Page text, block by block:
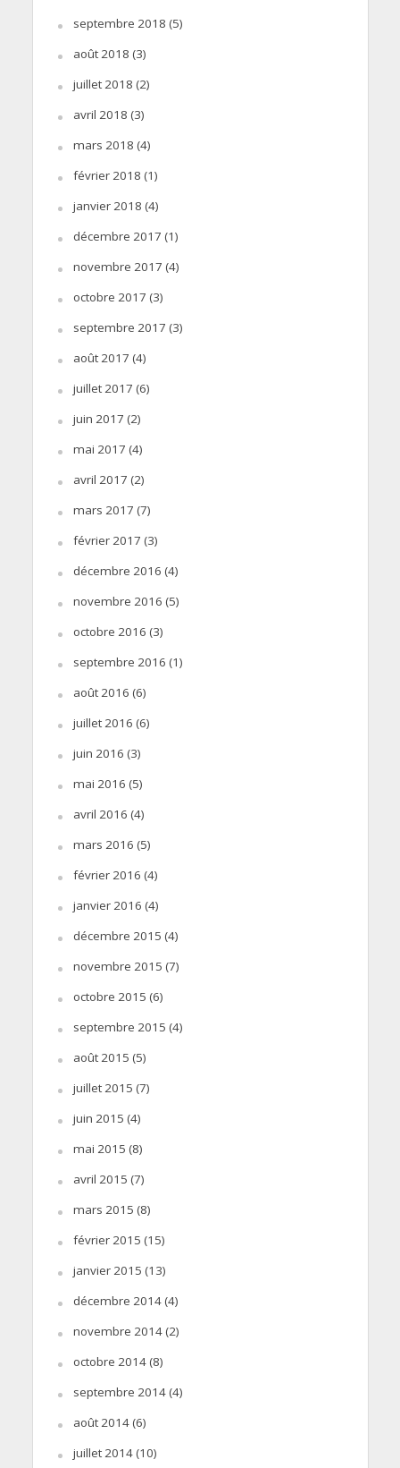
septembre 2018 (5)
août 2018 (3)
juillet 2018 (2)
avril 2018 (3)
mars 2018 (4)
février 2018 (1)
janvier 2018 (4)
décembre 2017 (1)
novembre 2017 (4)
octobre 2017 (3)
septembre 2017 (3)
août 2017 (4)
juillet 2017 (6)
juin 2017 (2)
mai 2017 (4)
avril 2017 (2)
mars 2017 (7)
février 2017 (3)
décembre 2016 (4)
novembre 2016 (5)
octobre 2016 (3)
septembre 2016 (1)
août 2016 (6)
juillet 2016 (6)
juin 2016 (3)
mai 2016 (5)
avril 2016 (4)
mars 2016 (5)
février 2016 (4)
janvier 2016 (4)
décembre 2015 (4)
novembre 2015 (7)
octobre 2015 (6)
septembre 2015 (4)
août 2015 (5)
juillet 2015 (7)
juin 2015 (4)
mai 2015 (8)
avril 2015 (7)
mars 2015 (8)
février 2015 (15)
janvier 2015 (13)
décembre 2014(4)
novembre 2014(2)
octobre 2014(8)
septembre 2014(4)
août 2014(6)
juillet 2014(10)